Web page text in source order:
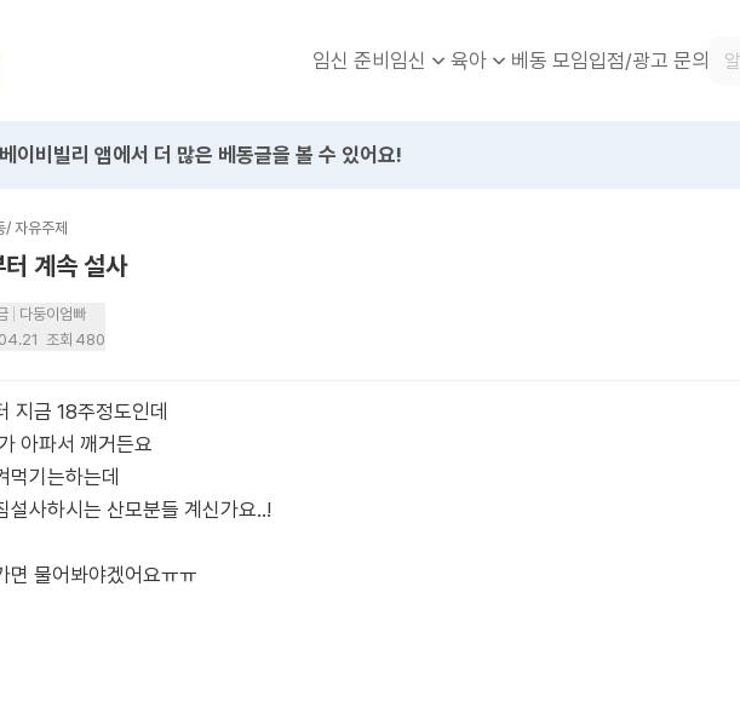
임신 준비임신 육아 베동 모임입점/광고 문의
베이비빌리 앱에서 더 많은 베동글을 볼 수 있어요!
/ 자유주제
계속 설사
다둥이엄빠
조회 480
지금 18주정도인데
아파서 깨거든요
먹기는하는데
설사하시는 산모분들 계신가요..!
면 물어봐야겠어요ㅠㅠ